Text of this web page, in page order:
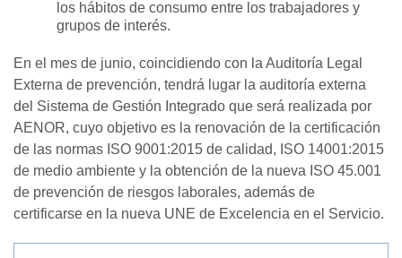
los hábitos de consumo entre los trabajadores y
grupos de interés.
En el mes de junio, coincidiendo con la Auditoría Legal
Externa de prevención, tendrá lugar la auditoría externa
del Sistema de Gestión Integrado que será realizada por
AENOR, cuyo objetivo es la renovación de la certificación
de las normas ISO 9001:2015 de calidad, ISO 14001:2015
de medio ambiente y la obtención de la nueva ISO 45.001
de prevención de riesgos laborales, además de
certificarse en la nueva UNE de Excelencia en el Servicio.